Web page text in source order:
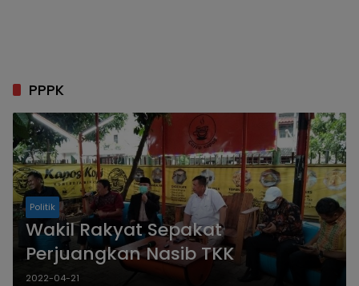
PPPK
Politik
Wakil Rakyat Sepakat
Perjuangkan Nasib TKK
2022-04-21